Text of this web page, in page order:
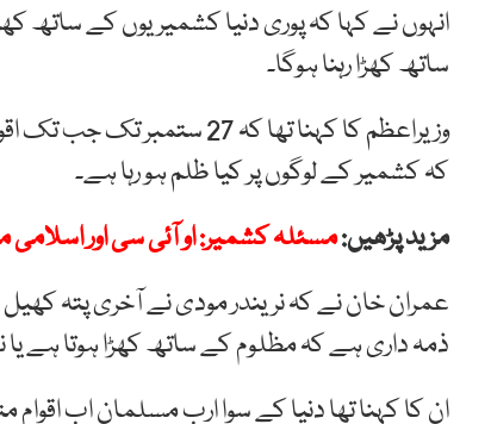
انہوں نے کہا کہ پوری دنیا کشمیریوں کے ساتھ
ساتھ کھڑا رہنا ہوگا۔
وزیراعظم کا کہنا تھا کہ
کہ کشمیر کے لوگوں پر کیا ظلم ہو رہا ہے۔
مزید پڑھیں:مسئلہ کشمیر: او آئی سی اور اسلامی
عمران خان نے کہ نریندر مودی نے آخری پتہ
ذمہ داری ہے کہ مظلوم کے ساتھ کھڑا ہوتا ہے یا
ان کا کہنا تھا دنیا کے سوا ارب مسلمان اب